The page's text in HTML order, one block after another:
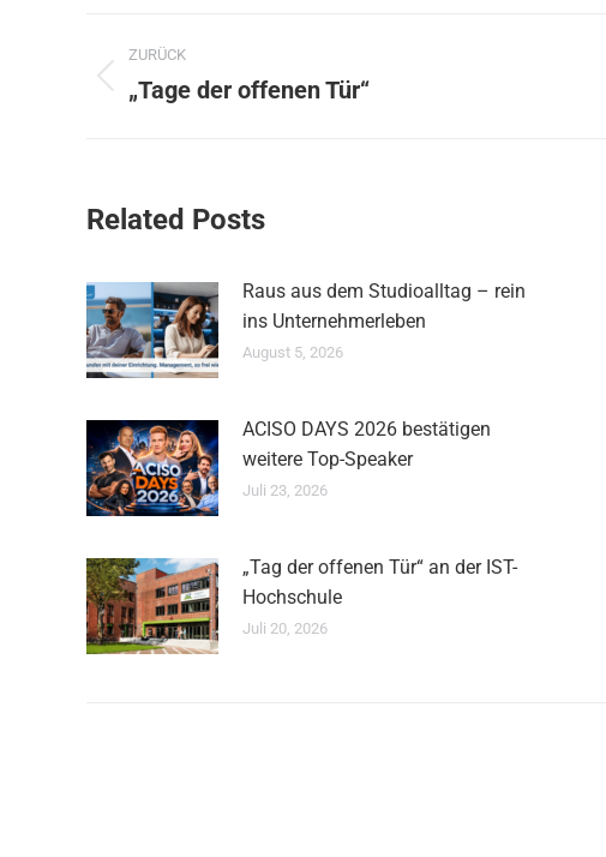
Kommentarnavigation
ZURÜCK
Vorheriger
„Tage der offenen Tür“
Related Posts
Raus aus dem Studioalltag – rein
ins Unternehmerleben
August 5, 2026
ACISO DAYS 2026 bestätigen
weitere Top-Speaker
Juli 23, 2026
„Tag der offenen Tür“ an der IST-
Hochschule
Juli 20, 2026